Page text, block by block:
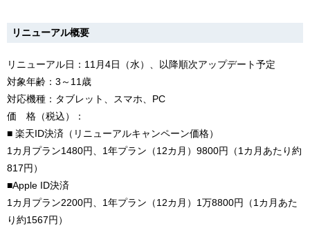
リニューアル概要
リニューアル日：11月4日（水）、以降順次アップデート予定
対象年齢：3～11歳
対応機種：タブレット、スマホ、PC
価 格（税込）：
■ 楽天ID決済（リニューアルキャンペーン価格）
1カ月プラン1480円、1年プラン（12カ月）9800円（1カ月あたり約
817円）
■Apple ID決済
1カ月プラン2200円、1年プラン（12カ月）1万8800円（1カ月あた
り約1567円）